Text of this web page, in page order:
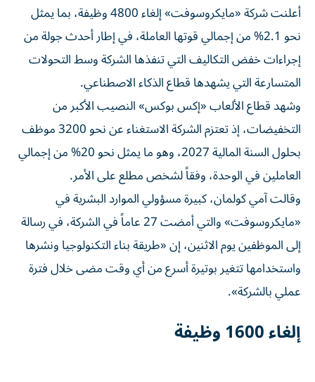
أعلنت شركة «مايكروسوفت» إلغاء 4800 وظيفة، بما يمثل
نحو 2.1% من إجمالي قوتها العاملة، في إطار أحدث جولة من
إجراءات خفض التكاليف التي تنفذها الشركة وسط التحولات
المتسارعة التي يشهدها قطاع الذكاء الاصطناعي.
وشهد قطاع الألعاب «إكس بوكس» النصيب الأكبر من
التخفيضات، إذ تعتزم الشركة الاستغناء عن نحو 3200 موظف
بحلول السنة المالية 2027، وهو ما يمثل نحو 20% من إجمالي
العاملين في الوحدة، وفقاً لشخص مطلع على الأمر.
وقالت آمي كولمان، كبيرة مسؤولي الموارد البشرية في
«مايكروسوفت» والتي أمضت 27 عاماً في الشركة، في رسالة
إلى الموظفين يوم الاثنين، إن «طريقة بناء التكنولوجيا ونشرها
واستخدامها تتغير بوتيرة أسرع من أي وقت مضى خلال فترة
عملي بالشركة».
إلغاء 1600 وظيفة